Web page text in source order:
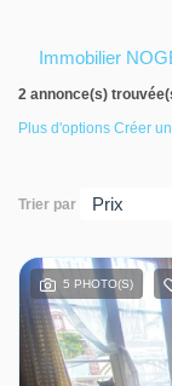
Immobilier
2 annonce(s)
Plus d'options Créer
Trier par
5 PHOTO(S)